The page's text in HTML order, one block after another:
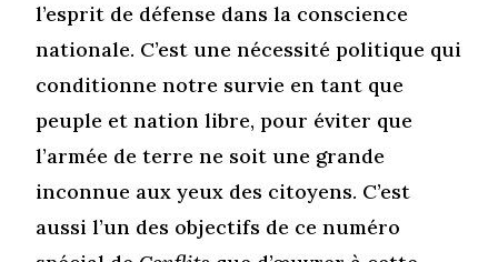
l’esprit de défense dans la conscience
nationale. C’est une nécessité politique qui
conditionne notre survie en tant que
peuple et nation libre, pour éviter que
l’armée de terre ne soit une grande
inconnue aux yeux des citoyens. C’est
aussi l’un des objectifs de ce numéro